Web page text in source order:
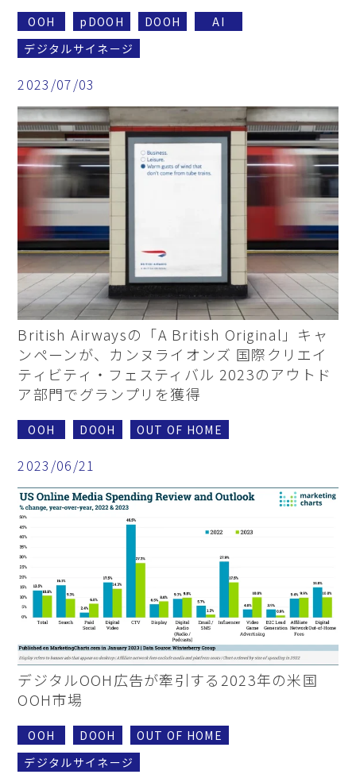
OOH pDOOH DOOH
AI
デジタルサイネージ
2023/07/03
British Airwaysの「A British Original」キャ
ンペーンが、カンヌライオンズ 国際クリエイ
ティビティ・フェスティバル 2023のアウトド
ア部門でグランプリを獲得
OOH DOOH OUT OF HOME
2023/06/21
デジタルOOH広告が牽引する2023年の米国
OOH市場
OOH DOOH
OUT OF HOME
デジタルサイネージ